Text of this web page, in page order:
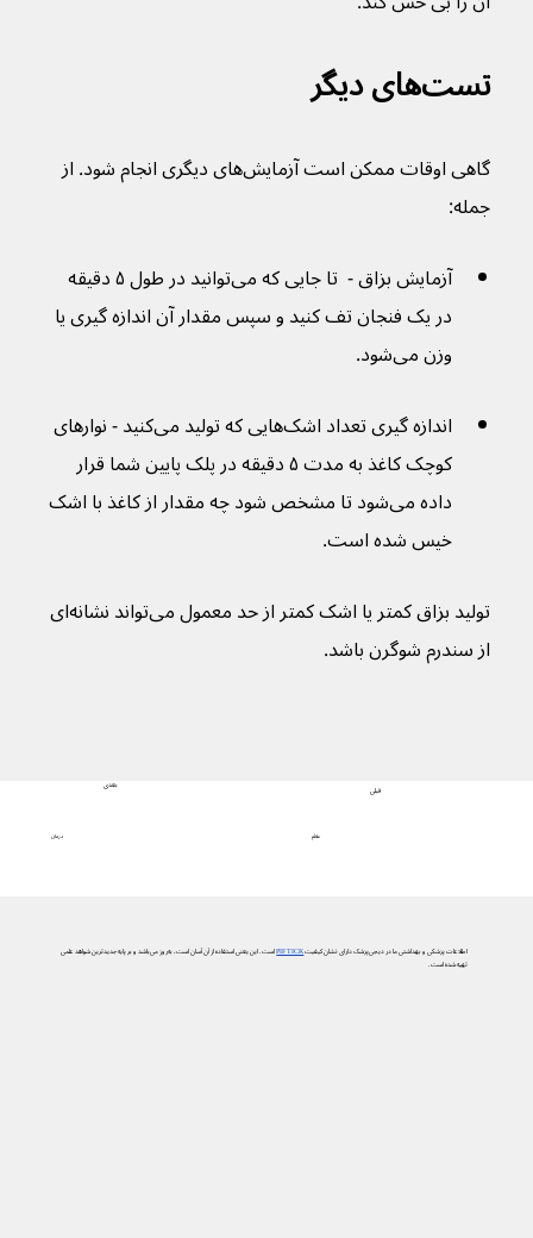
تست‌های دیگر
گاهی اوقات ممکن است آزمایش‌های دیگری انجام شود. از
جمله:
آزمایش بزاق -  تا جایی که می‌توانید در طول ۵ دقیقه
در یک فنجان تف کنید و سپس مقدار آن اندازه گیری یا
وزن می‌شود.
اندازه گیری تعداد اشک‌هایی که تولید می‌کنید - نوارهای
کوچک کاغذ به مدت ۵ دقیقه در پلک پایین شما قرار
داده می‌شود تا مشخص شود چه مقدار از کاغذ با اشک
خیس شده است.
تولید بزاق کمتر یا اشک کمتر از حد معمول می‌تواند نشانه‌ای
از سندرم شوگرن باشد.
درمان
بعدی
علائم
قبلی
اطلاعات پزشکی و بهداشتی ما در دیجی‌پزشک دارای نشان کیفیتPIF TICKاست. این یعنی استفاده از آن آسان است، به‌روز می‌باشد و بر پایه جدیدترین شواهد علمی
تهیه شده است.